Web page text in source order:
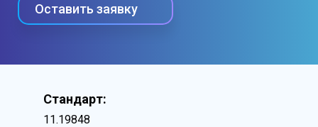
Оставить заявку
Стандарт:
11.19848